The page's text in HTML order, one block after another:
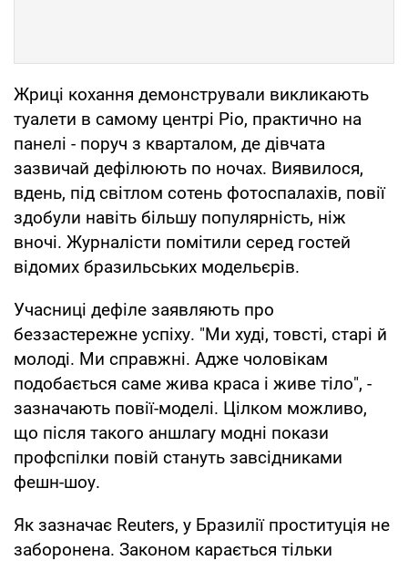
Жриці кохання демонстрували викликають
туалети в самому центрі Ріо, практично на
панелі - поруч з кварталом, де дівчата
зазвичай дефілюють по ночах. Виявилося,
вдень, під світлом сотень фотоспалахів, повії
здобули навіть більшу популярність, ніж
вночі. Журналісти помітили серед гостей
відомих бразильських модельєрів.
Учасниці дефіле заявляють про
беззастережне успіху. "Ми худі, товсті, старі й
молоді. Ми справжні. Адже чоловікам
подобається саме жива краса і живе тіло", -
зазначають повії-моделі. Цілком можливо,
що після такого аншлагу модні покази
профспілки повій стануть завсідниками
фешн-шоу.
Як зазначає Reuters, у Бразилії проституція не
заборонена. Законом карається тільки